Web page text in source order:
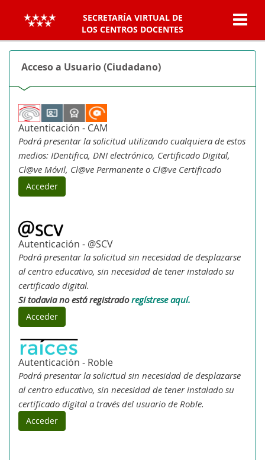
SECRETARÍA VIRTUAL DE
LOS CENTROS DOCENTES
Acceso a Usuario (Ciudadano)
Autenticación - CAM
Podrá presentar la solicitud utilizando cualquiera de estos
medios: IDentifica, DNI electrónico, Certificado Digital,
Cl@ve Móvil, Cl@ve Permanente o Cl@ve Certificado
Acceder
Autenticación - @SCV
Podrá presentar la solicitud sin necesidad de desplazarse
al centro educativo, sin necesidad de tener instalado su
certificado digital.
Si todavia no está registradoregístrese aquí.
Acceder
Autenticación - Roble
Podrá presentar la solicitud sin necesidad de desplazarse
al centro educativo, sin necesidad de tener instalado su
certificado digital a través del usuario de Roble.
Acceder